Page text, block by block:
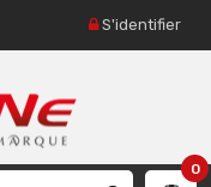
S'identifier
0